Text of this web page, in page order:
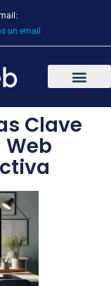
un email
Clave